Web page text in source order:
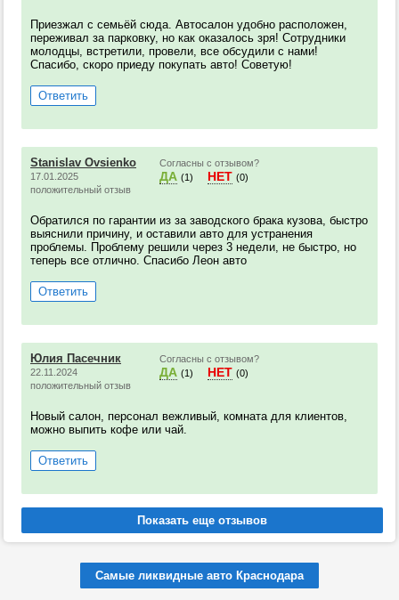
Приезжал с семьёй сюда. Автосалон удобно расположен,
переживал за парковку, но как оказалось зря! Сотрудники
молодцы, встретили, провели, все обсудили с нами!
Спасибо, скоро приеду покупать авто! Советую!
Ответить
Stanislav Ovsienko
17.01.2025
положительный отзыв
Согласны с отзывом?
ДА (1) НЕТ (0)
Обратился по гарантии из за заводского брака кузова, быстро
выяснили причину, и оставили авто для устранения
проблемы. Проблему решили через 3 недели, не быстро, но
теперь все отлично. Спасибо Леон авто
Ответить
Юлия Пасечник
22.11.2024
положительный отзыв
Согласны с отзывом?
ДА (1) НЕТ (0)
Новый салон, персонал вежливый, комната для клиентов,
можно выпить кофе или чай.
Ответить
Самые ликвидные авто Краснодара